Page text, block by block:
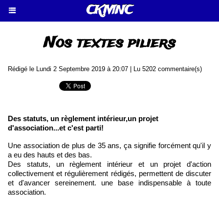
CKMNC
Nos textes piliers
Rédigé le Lundi 2 Septembre 2019 à 20:07 | Lu 5202 commentaire(s)
Des statuts, un règlement intérieur,un projet
d'association...et c'est parti!
Une association de plus de 35 ans, ça signifie forcément qu'il y
a eu des hauts et des bas.
Des statuts, un règlement intérieur et un projet d'action
collectivement et régulièrement rédigés, permettent de discuter
et d'avancer sereinement. une base indispensable à toute
association.